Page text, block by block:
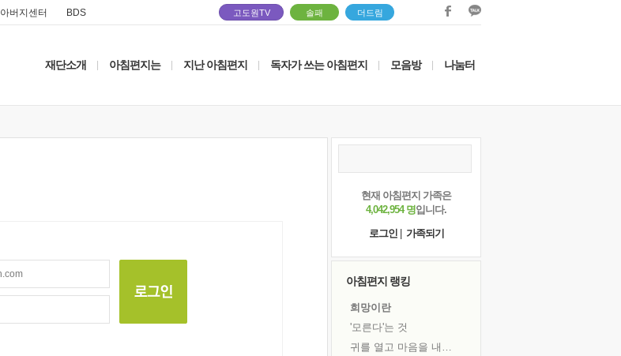
아버지센터 BDS 고도원TV 솔패 더드림
재단소개 아침편지는 지난 아침편지 독자가 쓰는 아침편지 모음방 나눔터
현재 아침편지 가족은
4,042,954 명입니다.
로그인
가족되기
아침편지 랭킹
희망이란
'모른다'는 것
귀를 열고 마음을 내어주고